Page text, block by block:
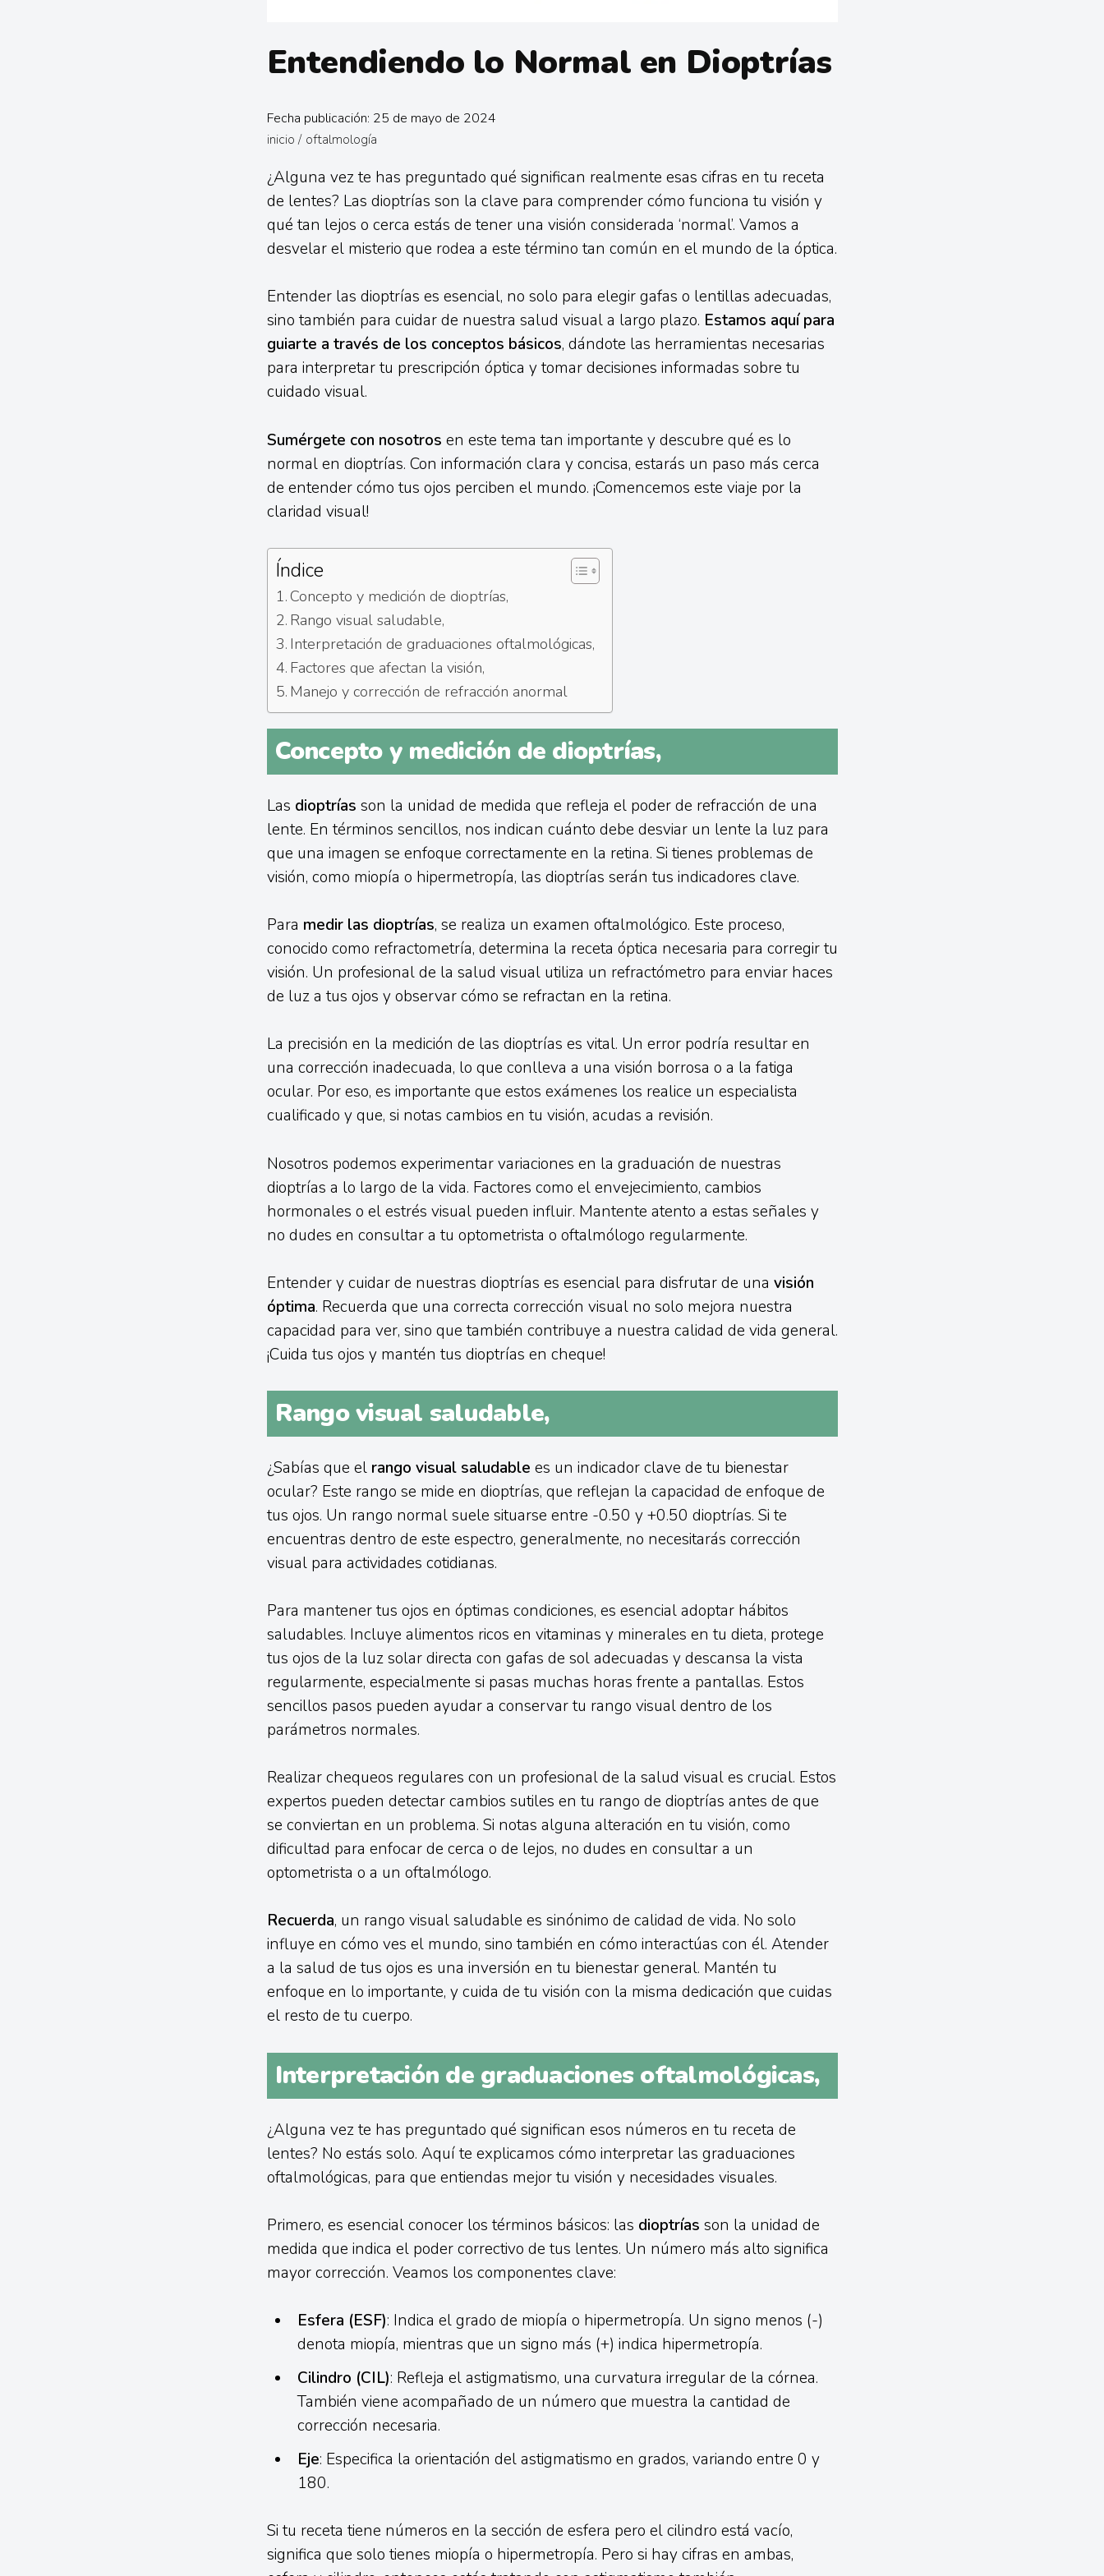
Entendiendo lo Normal en Dioptrías
Fecha publicación: 25 de mayo de 2024
inicio / oftalmología
¿Alguna vez te has preguntado qué significan realmente esas cifras en tu receta
de lentes? Las dioptrías son la clave para comprender cómo funciona tu visión y
qué tan lejos o cerca estás de tener una visión considerada ‘normal’. Vamos a
desvelar el misterio que rodea a este término tan común en el mundo de la óptica.
Entender las dioptrías es esencial, no solo para elegir gafas o lentillas adecuadas,
sino también para cuidar de nuestra salud visual a largo plazo. Estamos aquí para
guiarte a través de los conceptos básicos, dándote las herramientas necesarias
para interpretar tu prescripción óptica y tomar decisiones informadas sobre tu
cuidado visual.
Sumérgete con nosotros en este tema tan importante y descubre qué es lo
normal en dioptrías. Con información clara y concisa, estarás un paso más cerca
de entender cómo tus ojos perciben el mundo. ¡Comencemos este viaje por la
claridad visual!
Índice
Concepto y medición de dioptrías,
Rango visual saludable,
Interpretación de graduaciones oftalmológicas,
Factores que afectan la visión,
Manejo y corrección de refracción anormal
Concepto y medición de dioptrías,
Las dioptrías son la unidad de medida que refleja el poder de refracción de una
lente. En términos sencillos, nos indican cuánto debe desviar un lente la luz para
que una imagen se enfoque correctamente en la retina. Si tienes problemas de
visión, como miopía o hipermetropía, las dioptrías serán tus indicadores clave.
Para medir las dioptrías, se realiza un examen oftalmológico. Este proceso,
conocido como refractometría, determina la receta óptica necesaria para corregir tu
visión. Un profesional de la salud visual utiliza un refractómetro para enviar haces
de luz a tus ojos y observar cómo se refractan en la retina.
La precisión en la medición de las dioptrías es vital. Un error podría resultar en
una corrección inadecuada, lo que conlleva a una visión borrosa o a la fatiga
ocular. Por eso, es importante que estos exámenes los realice un especialista
cualificado y que, si notas cambios en tu visión, acudas a revisión.
Nosotros podemos experimentar variaciones en la graduación de nuestras
dioptrías a lo largo de la vida. Factores como el envejecimiento, cambios
hormonales o el estrés visual pueden influir. Mantente atento a estas señales y
no dudes en consultar a tu optometrista o oftalmólogo regularmente.
Entender y cuidar de nuestras dioptrías es esencial para disfrutar de una visión
óptima. Recuerda que una correcta corrección visual no solo mejora nuestra
capacidad para ver, sino que también contribuye a nuestra calidad de vida general.
¡Cuida tus ojos y mantén tus dioptrías en cheque!
Rango visual saludable,
¿Sabías que el rango visual saludable es un indicador clave de tu bienestar
ocular? Este rango se mide en dioptrías, que reflejan la capacidad de enfoque de
tus ojos. Un rango normal suele situarse entre -0.50 y +0.50 dioptrías. Si te
encuentras dentro de este espectro, generalmente, no necesitarás corrección
visual para actividades cotidianas.
Para mantener tus ojos en óptimas condiciones, es esencial adoptar hábitos
saludables. Incluye alimentos ricos en vitaminas y minerales en tu dieta, protege
tus ojos de la luz solar directa con gafas de sol adecuadas y descansa la vista
regularmente, especialmente si pasas muchas horas frente a pantallas. Estos
sencillos pasos pueden ayudar a conservar tu rango visual dentro de los
parámetros normales.
Realizar chequeos regulares con un profesional de la salud visual es crucial. Estos
expertos pueden detectar cambios sutiles en tu rango de dioptrías antes de que
se conviertan en un problema. Si notas alguna alteración en tu visión, como
dificultad para enfocar de cerca o de lejos, no dudes en consultar a un
optometrista o a un oftalmólogo.
Recuerda, un rango visual saludable es sinónimo de calidad de vida. No solo
influye en cómo ves el mundo, sino también en cómo interactúas con él. Atender
a la salud de tus ojos es una inversión en tu bienestar general. Mantén tu
enfoque en lo importante, y cuida de tu visión con la misma dedicación que cuidas
el resto de tu cuerpo.
Interpretación de graduaciones oftalmológicas,
¿Alguna vez te has preguntado qué significan esos números en tu receta de
lentes? No estás solo. Aquí te explicamos cómo interpretar las graduaciones
oftalmológicas, para que entiendas mejor tu visión y necesidades visuales.
Primero, es esencial conocer los términos básicos: las dioptrías son la unidad de
medida que indica el poder correctivo de tus lentes. Un número más alto significa
mayor corrección. Veamos los componentes clave:
Esfera (ESF): Indica el grado de miopía o hipermetropía. Un signo menos (-)
denota miopía, mientras que un signo más (+) indica hipermetropía.
Cilindro (CIL): Refleja el astigmatismo, una curvatura irregular de la córnea.
También viene acompañado de un número que muestra la cantidad de
corrección necesaria.
Eje: Especifica la orientación del astigmatismo en grados, variando entre 0 y
180.
Si tu receta tiene números en la sección de esfera pero el cilindro está vacío,
significa que solo tienes miopía o hipermetropía. Pero si hay cifras en ambas,